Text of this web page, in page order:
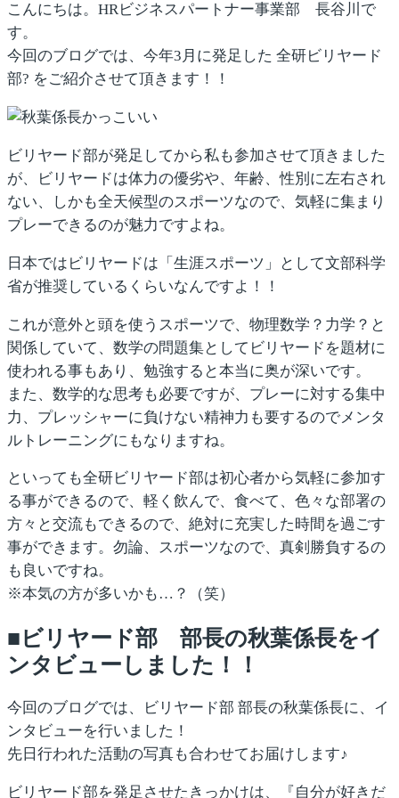
こんにちは。HRビジネスパートナー事業部 長谷川で
す。
今回のブログでは、今年3月に発足した 全研ビリヤード
部? をご紹介させて頂きます！！
ビリヤード部が発足してから私も参加させて頂きました
が、ビリヤードは体力の優劣や、年齢、性別に左右され
ない、しかも全天候型のスポーツなので、気軽に集まり
プレーできるのが魅力ですよね。
日本ではビリヤードは 「生涯スポーツ」
として文部科学
省が推奨しているくらいなんですよ！！
これが意外と頭を使うスポーツで、 物理数学？力学？ と
関係していて、数学の問題集としてビリヤードを題材に
使われる事もあり、勉強すると本当に奥が深いです。
また、数学的な思考も必要ですが、プレーに対する集中
力 、プレッシャーに負けない精神力 も要するので メンタ
ルトレーニングにもなりますね。
といっても全研ビリヤード部は初心者から気軽に参加す
る事ができるので、軽く飲んで、食べて、 色々な部署の
方々と交流もできるので、絶対に充実した時間を過ごす
事ができます。勿論、スポーツなので、真剣勝負するの
も良いですね。
※本気の方が多いかも…？（笑）
■ビリヤード部 部長の秋葉係長をイ
ンタビューしました！！
今回のブログでは、ビリヤード部 部長の秋葉係長に、イ
ンタビューを行いました！
先日行われた活動の写真も合わせてお届けします♪
ビリヤード部を発足させたきっかけは、
『自分が好きだ